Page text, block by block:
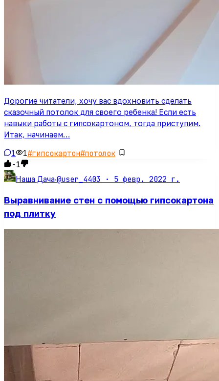
Дорогие читатели, хочу вас вдохновить сделать
сказочный потолок для своего ребенка! Если есть
навыки работы с гипсокартоном, тогда приступим.
Итак, начинаем…
1 1#гипсокартон#потолок
-1
Наша Дача·@user_4403 · 5 февр. 2022 г.
Выравнивание стен с помощью гипсокартона
под плитку